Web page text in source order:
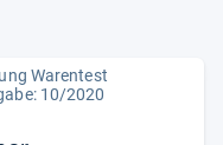
Warentest
10/2020